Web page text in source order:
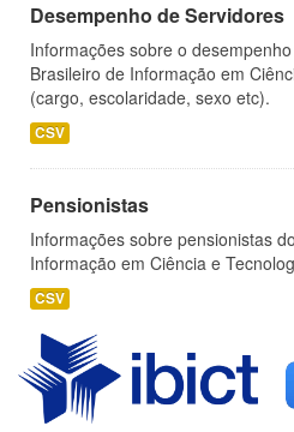
Desempenho de Servidores
Informações sobre o
Brasileiro de Informação em
(cargo, escolaridade, sexo etc).
CSV
Pensionistas
Informações sobre pensionistas
Informação em Ciência e
CSV